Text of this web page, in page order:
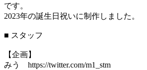
です。
2023年の誕生日祝いに制作しました。
■ スタッフ
【企画】
みう https://twitter.com/m1_stm